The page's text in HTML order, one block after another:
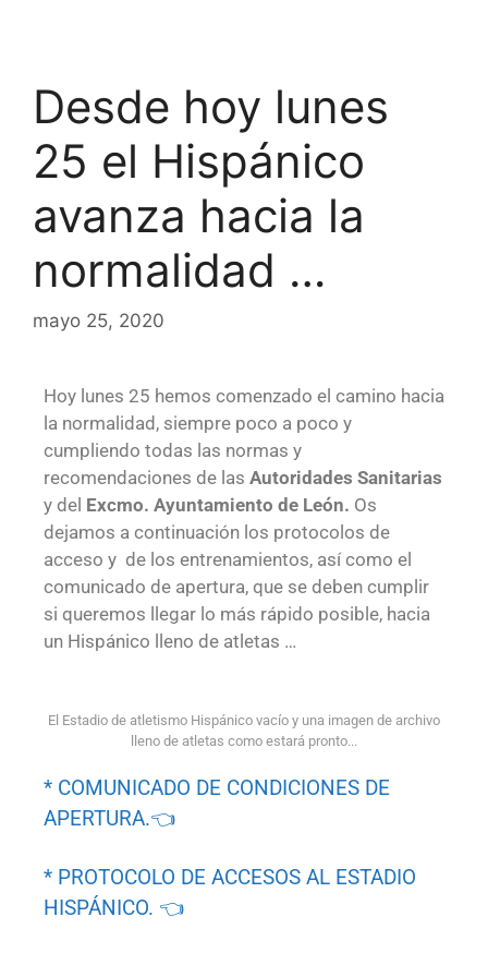
Desde hoy lunes
25 el Hispánico
avanza hacia la
normalidad …
mayo 25, 2020
Hoy lunes 25 hemos comenzado el camino hacia
la normalidad, siempre poco a poco y
cumpliendo todas las normas y
recomendaciones de las Autoridades Sanitarias
y del Excmo. Ayuntamiento de León. Os
dejamos a continuación los protocolos de
acceso y de los entrenamientos, así como el
comunicado de apertura, que se deben cumplir
si queremos llegar lo más rápido posible, hacia
un Hispánico lleno de atletas …
El Estadio de atletismo Hispánico vacío y una imagen de archivo
lleno de atletas como estará pronto...
* COMUNICADO DE CONDICIONES DE
APERTURA.👈
* PROTOCOLO DE ACCESOS AL ESTADIO
HISPÁNICO. 👈